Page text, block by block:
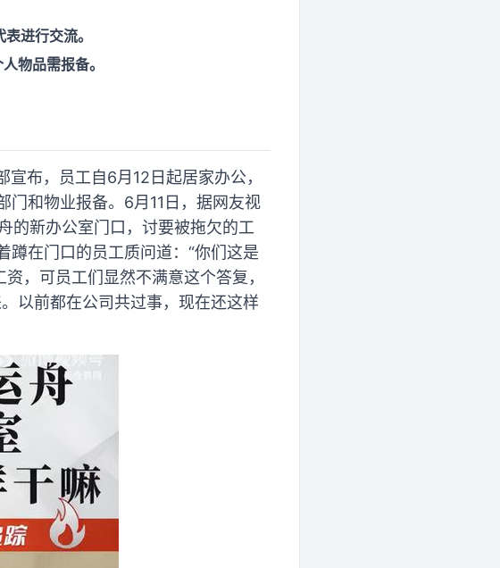
进行交流。
物品需报备。
布，员工自6月12日起居家办公，
门和物业报备。6月11日，据网友视
的新办公室门口，讨要被拖欠的工
蹲在门口的员工质问道：“你们这是
，可员工们显然不满意这个答复，
以前都在公司共过事，现在还这样